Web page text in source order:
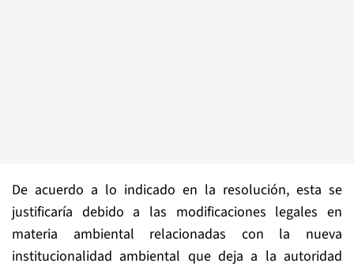
De acuerdo a lo indicado en la resolución, esta se
justificaría debido a las modificaciones legales en
materia ambiental relacionadas con la nueva
institucionalidad ambiental que deja a la autoridad